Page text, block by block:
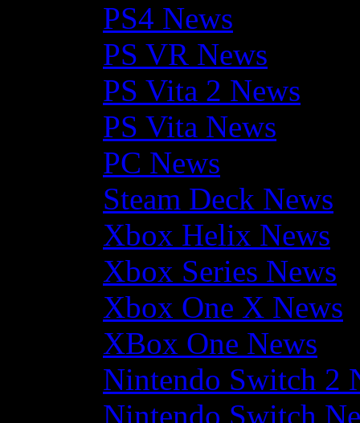
PS4 News
PS VR News
PS Vita 2 News
PS Vita News
PC News
Steam Deck News
Xbox Helix News
Xbox Series News
Xbox One X News
XBox One News
Nintendo Switch 2
Nintendo Switch